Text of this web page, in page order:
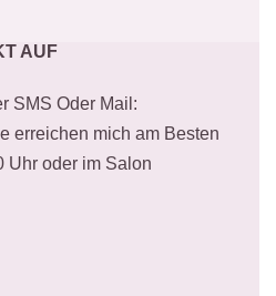
AUF
SMS Oder Mail:
erreichen mich am Besten
Uhr oder im Salon